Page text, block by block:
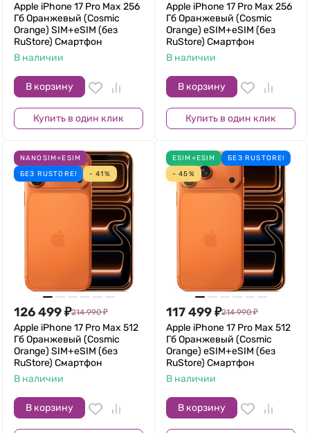
Apple iPhone 17 Pro Max 256
Гб Оранжевый (Cosmic
Orange) SIM+eSIM (без
RuStore) Смартфон
В наличии
В корзину
Купить в один клик
Apple iPhone 17 Pro Max 256
Гб Оранжевый (Cosmic
Orange) eSIM+eSIM (без
RuStore) Смартфон
В наличии
В корзину
Купить в один клик
NANOSIM+ESIM
БЕЗ RUSTORE!
- 41%
126 499₽214 990 ₽
Apple iPhone 17 Pro Max 512
Гб Оранжевый (Cosmic
Orange) SIM+eSIM (без
RuStore) Смартфон
В наличии
В корзину
ESIM+ESIM
БЕЗ RUSTORE!
- 45%
117 499₽214 990 ₽
Apple iPhone 17 Pro Max 512
Гб Оранжевый (Cosmic
Orange) eSIM+eSIM (без
RuStore) Смартфон
В наличии
В корзину